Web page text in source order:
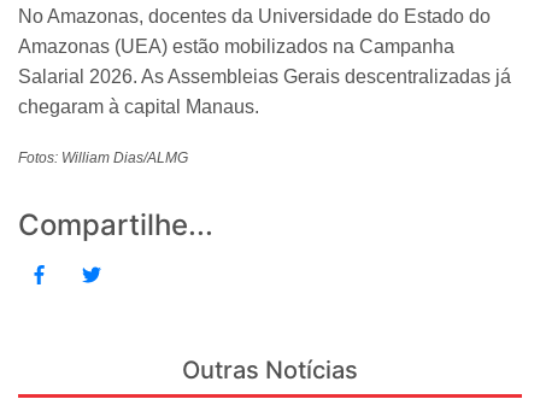
No Amazonas, docentes da Universidade do Estado do
Amazonas (UEA) estão mobilizados na Campanha
Salarial 2026. As Assembleias Gerais descentralizadas já
chegaram à capital Manaus.
Fotos: William Dias/ALMG
Compartilhe...
Outras Notícias